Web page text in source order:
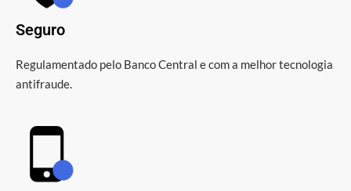
Seguro
Regulamentado pelo Banco Central e com a melhor tecnologia
antifraude.